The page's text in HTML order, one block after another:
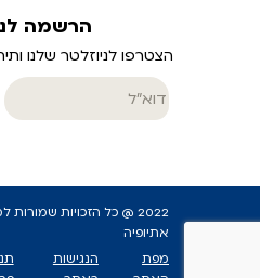
הרשמה
הצטרפו לניוזלטר שלנו
2022 @ כל הזכויות
אתיופיה
מפת
הנגישות